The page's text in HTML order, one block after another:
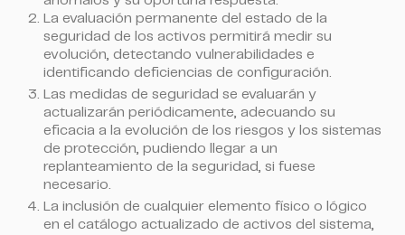
La evaluación permanente del estado de la
seguridad de los activos permitirá medir su
evolución, detectando vulnerabilidades e
identificando deficiencias de configuración.
Las medidas de seguridad se evaluarán y
actualizarán periódicamente, adecuando su
eficacia a la evolución de los riesgos y los sistemas
de protección, pudiendo llegar a un
replanteamiento de la seguridad, si fuese
necesario.
La inclusión de cualquier elemento físico o lógico
en el catálogo actualizado de activos del sistema,